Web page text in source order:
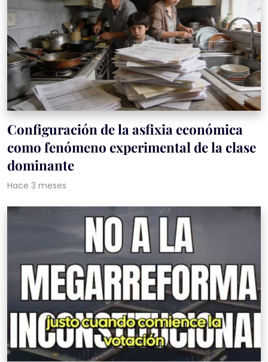
Configuración de la asfixia económica
como fenómeno experimental de la clase
dominante
Hace 3 meses